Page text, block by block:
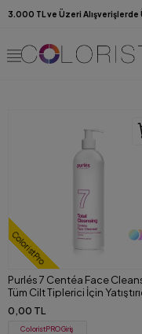
3.000 TL ve Üzeri Alışverişlerde
ColoristPro
Purlés 7 Centéa Face
Tüm Cilt Tiplerici İçin
ve Makyaj Temizleme Jeli
0,00 TL
ColoristPRO Giriş